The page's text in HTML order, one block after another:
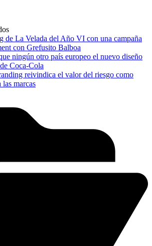
de La Velada del Año VI con una campaña
con Grefusito Balboa
ningún otro país europeo el nuevo diseño
Coca-Cola
reivindica el valor del riesgo como
las marcas